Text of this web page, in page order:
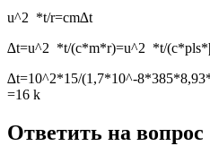
u^2 *t/r=cm∆t
∆t=u^2 *t/(c*m*r)=u^2 *t/
∆t=10^2*15/(1,7*10^-
=16 k
Ответить на вопрос